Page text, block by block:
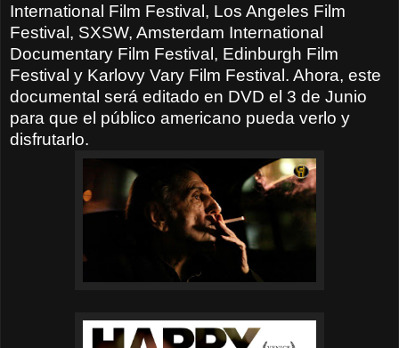
International Film Festival, Los Angeles Film
Festival, SXSW, Amsterdam International
Documentary Film Festival, Edinburgh Film
Festival y Karlovy Vary Film Festival. Ahora, este
documental será editado en DVD el 3 de Junio
para que el público americano pueda verlo y
disfrutarlo.